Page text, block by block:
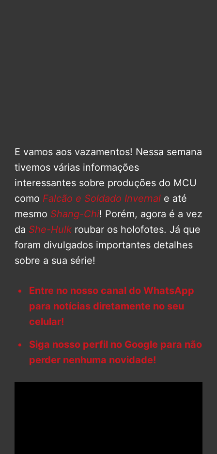
E vamos aos vazamentos! Nessa semana
tivemos várias informações
interessantes sobre produções do MCU
como Falcão e Soldado Invernal e até
mesmo Shang-Chi! Porém, agora é a vez
da She-Hulk roubar os holofotes. Já que
foram divulgados importantes detalhes
sobre a sua série!
Entre no nosso canal do WhatsApp
para notícias diretamente no seu
celular!
Siga nosso perfil no Google para não
perder nenhuma novidade!